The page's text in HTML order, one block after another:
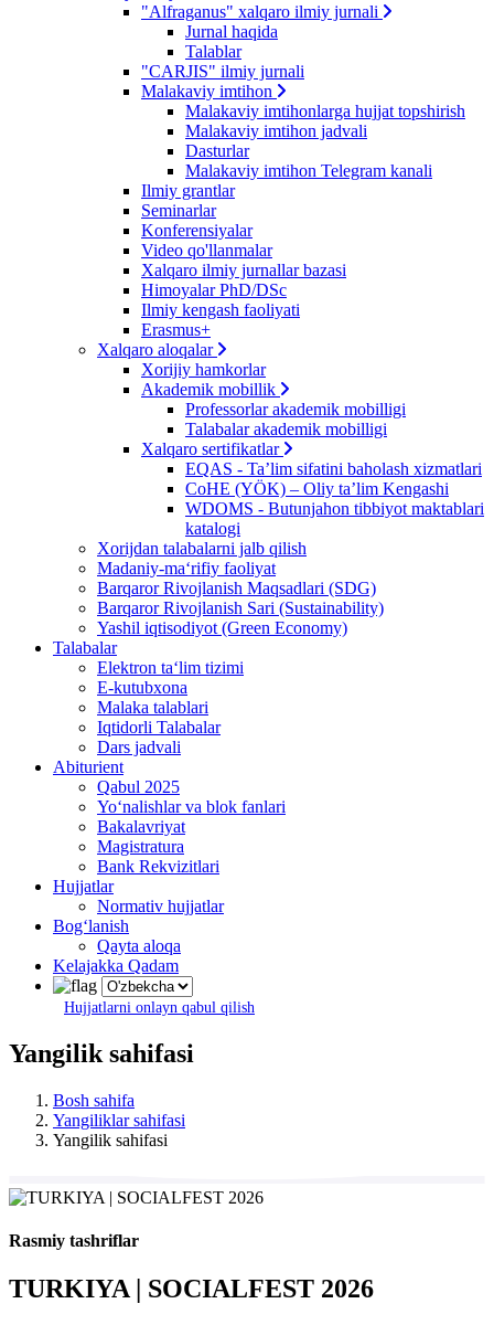
"Alfraganus" xalqaro ilmiy jurnali
Jurnal haqida
Talablar
"CARJIS" ilmiy jurnali
Malakaviy imtihon
Malakaviy imtihonlarga hujjat topshirish
Malakaviy imtihon jadvali
Dasturlar
Malakaviy imtihon Telegram kanali
Ilmiy grantlar
Seminarlar
Konferensiyalar
Video qo'llanmalar
Xalqaro ilmiy jurnallar bazasi
Himoyalar PhD/DSc
Ilmiy kengash faoliyati
Erasmus+
Xalqaro aloqalar
Xorijiy hamkorlar
Akademik mobillik
Professorlar akademik mobilligi
Talabalar akademik mobilligi
Xalqaro sertifikatlar
EQAS - Ta’lim sifatini baholash xizmatlari
CoHE (YÖK) – Oliy ta’lim Kengashi
WDOMS - Butunjahon tibbiyot maktablari
katalogi
Xorijdan talabalarni jalb qilish
Madaniy-ma‘rifiy faoliyat
Barqaror Rivojlanish Maqsadlari (SDG)
Barqaror Rivojlanish Sari (Sustainability)
Yashil iqtisodiyot (Green Economy)
Talabalar
Elektron ta‘lim tizimi
E-kutubxona
Malaka talablari
Iqtidorli Talabalar
Dars jadvali
Abiturient
Qabul 2025
Yo‘nalishlar va blok fanlari
Bakalavriyat
Magistratura
Bank Rekvizitlari
Hujjatlar
Normativ hujjatlar
Bog‘lanish
Qayta aloqa
Kelajakka Qadam
Hujjatlarni onlayn qabul qilish
Yangilik sahifasi
Bosh sahifa
Yangiliklar sahifasi
Yangilik sahifasi
Rasmiy tashriflar
TURKIYA | SOCIALFEST 2026